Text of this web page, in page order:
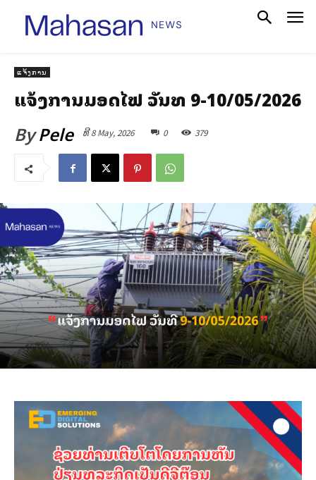
ແຈ້ງການ
ແຈ້ງການມອດໄຟ ວັນທີ 9-10/05/2026
ByPele ທີ 8 May, 2026 0 379